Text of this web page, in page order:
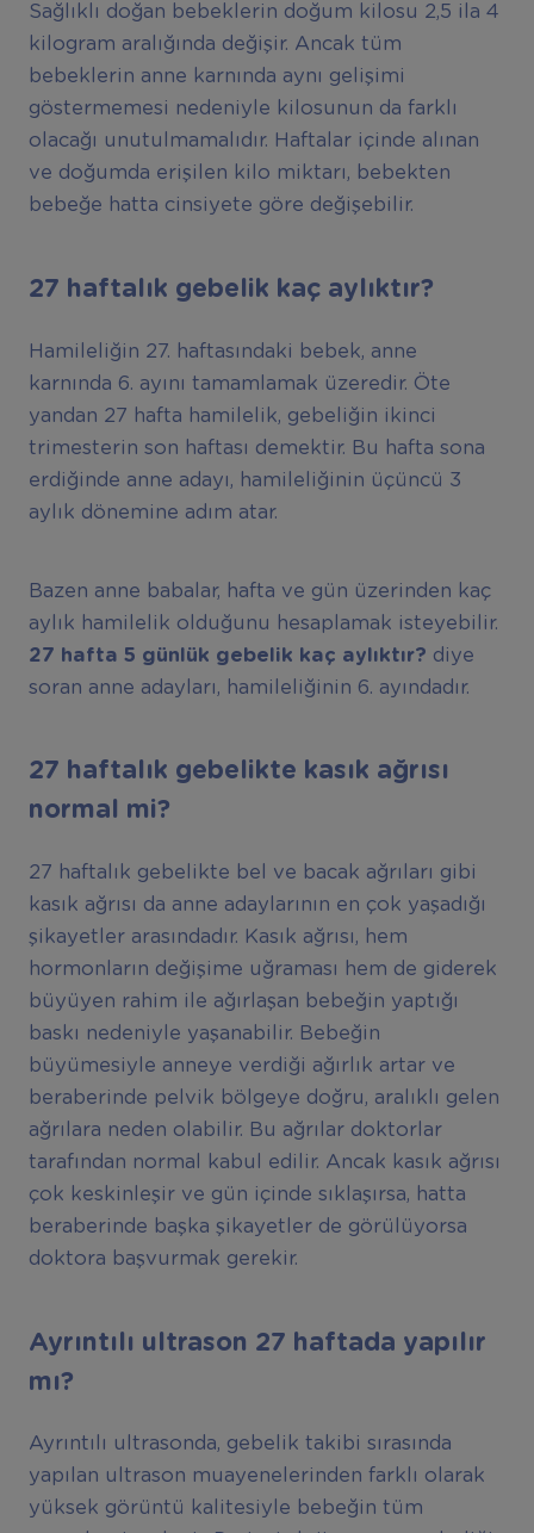
Sağlıklı doğan bebeklerin doğum kilosu 2,5 ila 4
kilogram aralığında değişir. Ancak tüm
bebeklerin anne karnında aynı gelişimi
göstermemesi nedeniyle kilosunun da farklı
olacağı unutulmamalıdır. Haftalar içinde alınan
ve doğumda erişilen kilo miktarı, bebekten
bebeğe hatta cinsiyete göre değişebilir.
27 haftalık gebelik kaç aylıktır?
Hamileliğin 27. haftasındaki bebek, anne
karnında 6. ayını tamamlamak üzeredir. Öte
yandan 27 hafta hamilelik, gebeliğin ikinci
trimesterin son haftası demektir. Bu hafta sona
erdiğinde anne adayı, hamileliğinin üçüncü 3
aylık dönemine adım atar.
Bazen anne babalar, hafta ve gün üzerinden kaç
aylık hamilelik olduğunu hesaplamak isteyebilir.
27 hafta 5 günlük gebelik kaç aylıktır? diye
soran anne adayları, hamileliğinin 6. ayındadır.
27 haftalık gebelikte kasık ağrısı
normal mi?
27 haftalık gebelikte bel ve bacak ağrıları gibi
kasık ağrısı da anne adaylarının en çok yaşadığı
şikayetler arasındadır. Kasık ağrısı, hem
hormonların değişime uğraması hem de giderek
büyüyen rahim ile ağırlaşan bebeğin yaptığı
baskı nedeniyle yaşanabilir. Bebeğin
büyümesiyle anneye verdiği ağırlık artar ve
beraberinde pelvik bölgeye doğru, aralıklı gelen
ağrılara neden olabilir. Bu ağrılar doktorlar
tarafından normal kabul edilir. Ancak kasık ağrısı
çok keskinleşir ve gün içinde sıklaşırsa, hatta
beraberinde başka şikayetler de görülüyorsa
doktora başvurmak gerekir.
Ayrıntılı ultrason 27 haftada yapılır
mı?
Ayrıntılı ultrasonda, gebelik takibi sırasında
yapılan ultrason muayenelerinden farklı olarak
yüksek görüntü kalitesiyle bebeğin tüm